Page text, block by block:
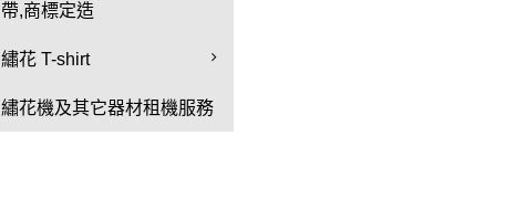
帶,商標定造
繡花 T-shirt
繡花機及其它器材租機服務